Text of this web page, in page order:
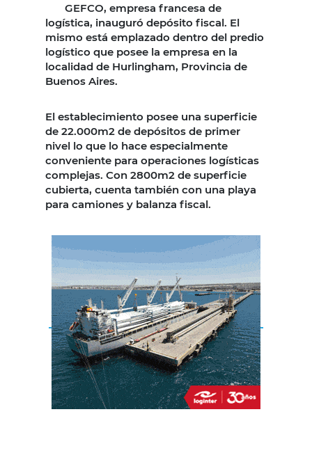
GEFCO, empresa francesa de
logística, inauguró depósito fiscal. El
mismo está emplazado dentro del predio
logístico que posee la empresa en la
localidad de Hurlingham, Provincia de
Buenos Aires.
El establecimiento posee una superficie
de 22.000m2 de depósitos de primer
nivel lo que lo hace especialmente
conveniente para operaciones logísticas
complejas. Con 2800m2 de superficie
cubierta, cuenta también con una playa
para camiones y balanza fiscal.